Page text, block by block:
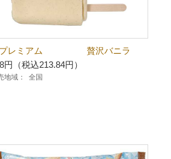
プレミアム 贅沢バニラ
円（税込213.84円）
地域： 全国